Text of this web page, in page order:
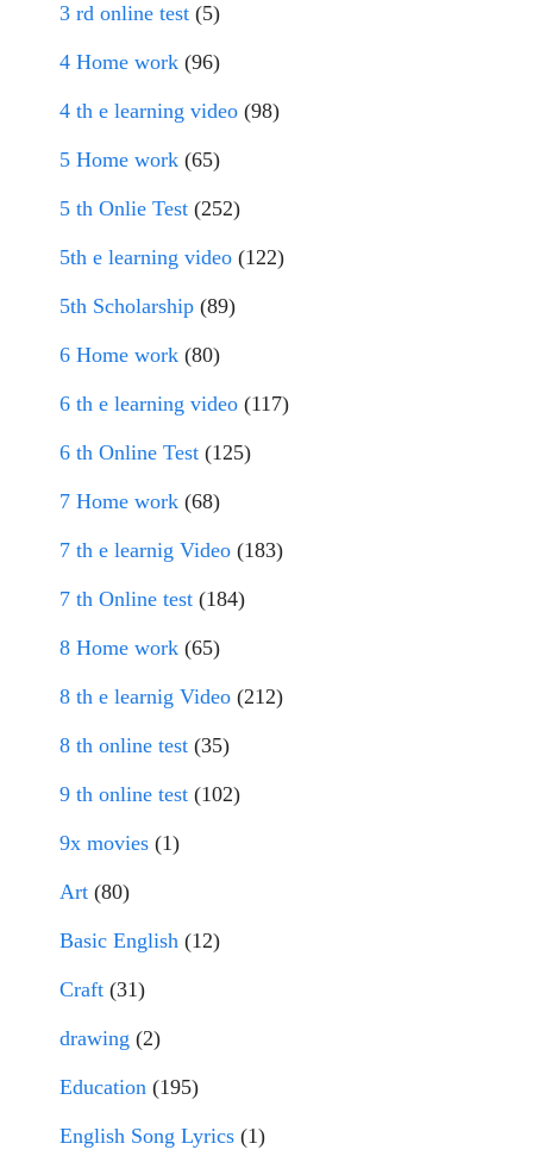
3 rd online test (5)
4 Home work (96)
4 th e learning video (98)
5 Home work (65)
5 th Onlie Test (252)
5th e learning video (122)
5th Scholarship (89)
6 Home work (80)
6 th e learning video (117)
6 th Online Test (125)
7 Home work (68)
7 th e learnig Video (183)
7 th Online test (184)
8 Home work (65)
8 th e learnig Video (212)
8 th online test (35)
9 th online test (102)
9x movies (1)
Art (80)
Basic English (12)
Craft (31)
drawing (2)
Education (195)
English Song Lyrics (1)